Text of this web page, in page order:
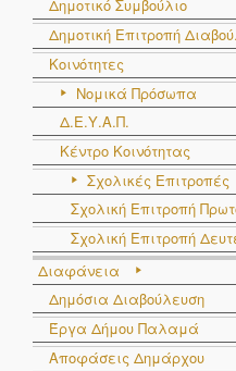
Δημοτικό Συμβούλιο
Δημοτική Επιτροπή
Κοινότητες
Νομικά Πρόσωπα
Δ.Ε.Υ.Α.Π.
Κέντρο Κοινότητας
Σχολικές Επιτροπές
Σχολική Επιτροπή
Σχολική Επιτροπή
Διαφάνεια
Δημόσια Διαβούλευση
Έργα Δήμου Παλαμά
Αποφάσεις Δημάρχου